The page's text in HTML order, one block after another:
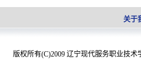
关于
版权所有(C)2009 辽宁现代服务职业技